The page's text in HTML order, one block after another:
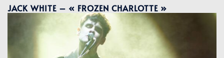
JACK WHITE – « FROZEN CHARLOTTE »